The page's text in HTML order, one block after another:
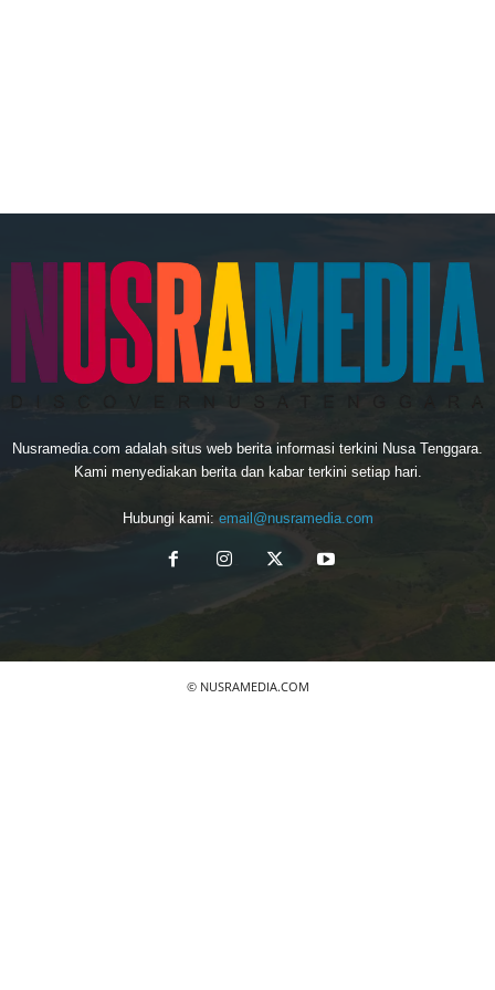
Nusramedia.com adalah situs web berita informasi terkini Nusa Tenggara.
Kami menyediakan berita dan kabar terkini setiap hari.
Hubungi kami: email@nusramedia.com
© NUSRAMEDIA.COM